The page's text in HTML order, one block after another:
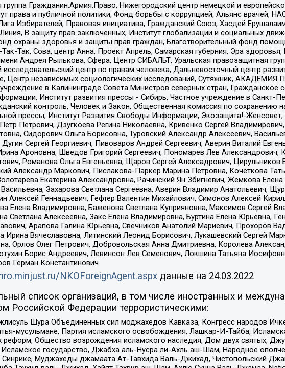
Гражданин.Армия.Право, Нижегородский центр немецкой и
права и публичной политики, Фонд борьбы с коррупцией, Альянс
Избирателей, Правовая инициатива, Гражданский Союз, Хасдей
В защиту прав заключенных, Институт глобализации и социальных
охраны здоровья и защиты прав граждан, Благотворительный фонд
Так-Так, Сова, центр Анна, Проект Апрель, Самарская губерния, Эра
Андрея Рылькова, Сфера, Центр СИБАЛЬТ, Уральская правозащитная
исследовательский центр по правам человека, Дальневосточный центр
Центр независимых социологических исследований, Сутяжник,
в Калининграде Совета Министров северных стран,
Институт развития прессы - Сибирь, Частное учреждение в Санкт-
контроль, Человек и Закон, Общественная комиссия по
прессы, Институт Развития Свободы Информации, Экозащита!-
Петрович, Дзугкоева Регина Николаевна, Кривенко Сергей
Сидорович Ольга Борисовна, Туровский Александр Алексеевич,
Сергей Георгиевич, Пивоваров Андрей Сергеевич, Аверин Виталий
Ароновна, Шведов Григорий Сергеевич, Пономарев Лев Александрович,
Романова Ольга Евгеньевна, Щаров Сергей Алексадрович,
Александр Маркович, Пислакова-Паркер Марина Петровна, Кочеткова
Екатерина Александровна, Рачинский Ян Збигневич, Жемкова
Захарова Светлана Сергеевна, Аверин Владимир Анатольевич,
Алексей Геннадьевич, Гефтер Валентин Михайлович, Симонов Алексей
Елена Владимировна, Баженова Светлана Куприяновна, Максимов Сергей
Светлана Алексеевна, Закс Елена Владимировна, Буртина Елена Юрьевна,
Арапова Галина Юрьевна, Свечников Анатолий Мариевич, Прохоров
Ирина Вячеславовна, Литинский Леонид Борисович, Лукашевский Сергей
Орлов Олег Петрович, Добровольская Анна Дмитриевна, Королева
Борис Андреевич, Левинсон Лев Семенович, Локшина Татьяна
Герман Константинович
NKOForeignAgent.aspxданные на 24.03.2022
список организаций, в том числе иностранных и
Российской Федерации террористическими:
Шура Объединенных сил моджахедов Кавказа, Конгресс народов
мусульмане, Партия исламского освобождения, Лашкар-И-Тайба,
реформ, Общество возрождения исламского наследия, Дом двух святых,
государство, Джабха аль-Нусра ли-Ахль аш-Шам, Народное
Синрике, Муджахеды джамаата Ат-Тавхида Валь-Джихад, Чистопольский